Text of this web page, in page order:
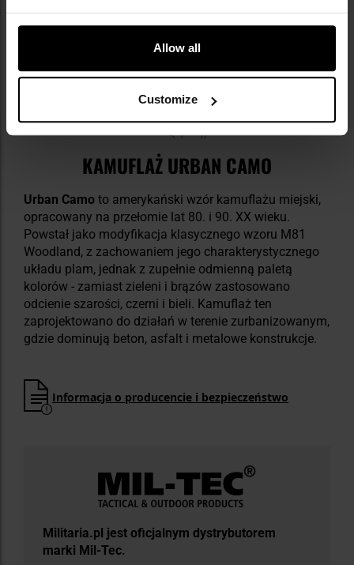
Allow all
Customize
rozporek zapinany na guziki
KAMUFLAŻ URBAN CAMO
Urban Camo to amerykański wzór kamuflażu miejski,
opracowany na przełomie lat 80. i 90. XX wieku.
Powstał jako modyfikacja klasycznego wzoru M81
Woodland, z zachowaniem jego charakterystycznego
układu plam, jednak z zupełnie odmienną paletą
kolorów - zamiast zieleni i brązów zastosowano
odcienie szarości, czerni i bieli. Kamuflaż ten
zaprojektowano do działań w terenie zurbanizowanym,
gdzie dominują beton, asfalt i metalowe konstrukcje.
Informacja o producencie i bezpieczeństwo
Militaria.pl jest oficjalnym dystrybutorem
marki Mil-Tec.